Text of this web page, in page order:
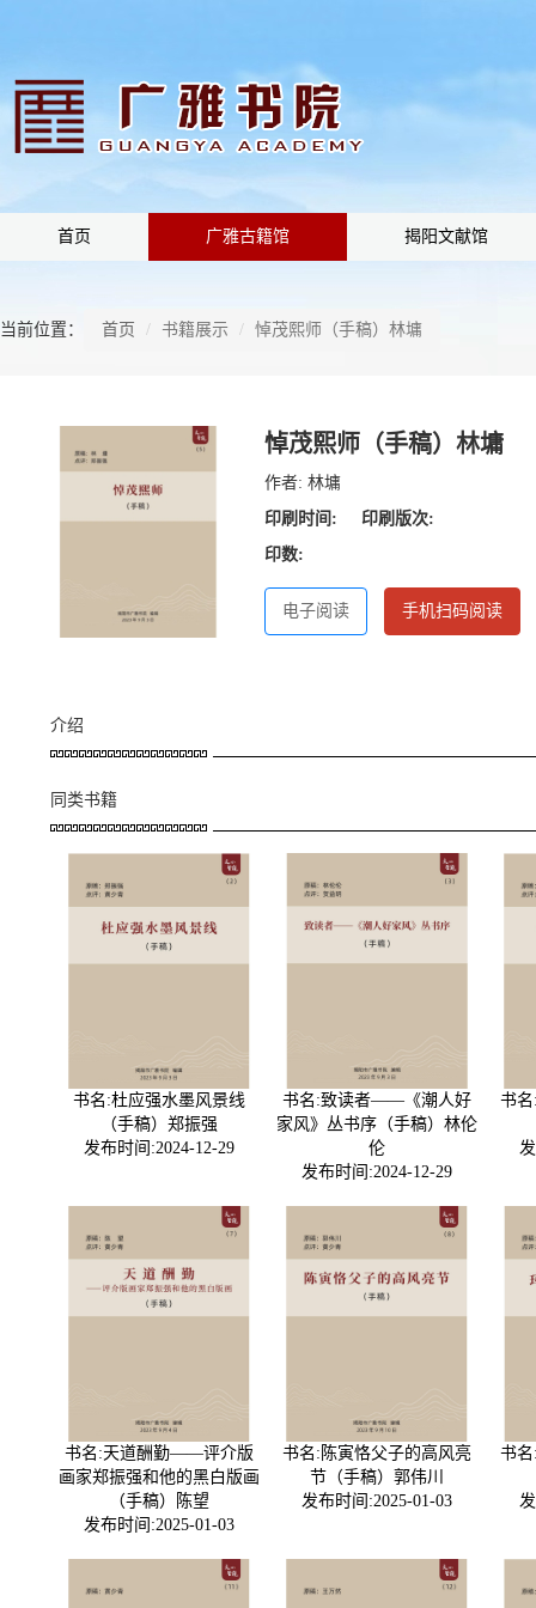
首页 广雅古籍馆 揭阳文献馆
当前位置： 首页 书籍展示 悼茂熙师（手稿）林墉
悼茂熙师（手稿）林墉
作者: 林墉
印刷时间:
印刷版次:
印数:
电子阅读 手机扫码阅读
介绍
同类书籍
书名:杜应强水墨风景线
（手稿）郑振强
发布时间:2024-12-29
书名:致读者——《潮人好
家风》丛书序（手稿）林伦
伦
发布时间:2024-12-29
书
书名:天道酬勤——评介版
画家郑振强和他的黑白版画
（手稿）陈望
发布时间:2025-01-03
书名:陈寅恪父子的高风亮
节（手稿）郭伟川
发布时间:2025-01-03
书